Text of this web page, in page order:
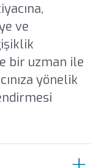
ve
bir uzman ile
yönelik